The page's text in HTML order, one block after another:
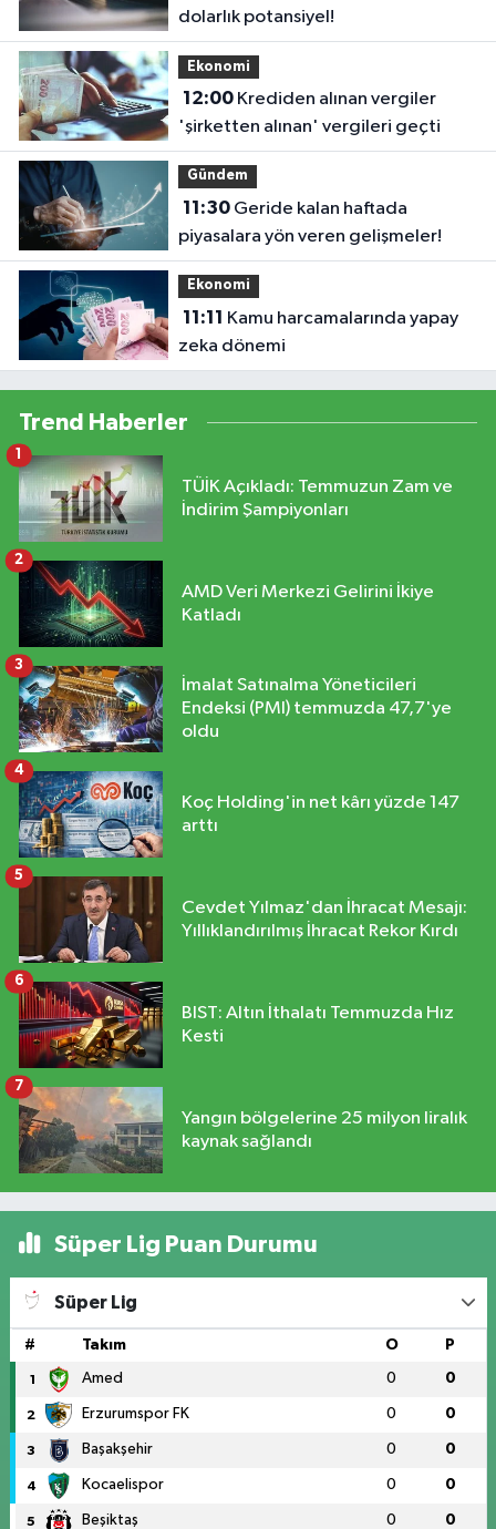
dolarlık potansiyel!
Ekonomi
12:00Krediden alınan vergiler
'şirketten alınan' vergileri geçti
Gündem
11:30Geride kalan haftada
piyasalara yön veren gelişmeler!
Ekonomi
11:11
zeka dönemi
Trend Haberler
TÜİK Açıkladı: Temmuzun Zam ve
İndirim Şampiyonları
1
AMD Veri Merkezi Gelirini İkiye
Katladı
2
İmalat Satınalma Yöneticileri
Endeksi (PMI) temmuzda 47,7'ye
oldu
3
Koç Holding'in net kârı yüzde 147
arttı
4
Cevdet Yılmaz'dan İhracat Mesajı:
Yıllıklandırılmış İhracat Rekor Kırdı
5
BIST: Altın İthalatı Temmuzda Hız
Kesti
6
Yangın bölgelerine 25 milyon liralık
kaynak sağlandı
7
Süper Lig Puan Durumu
Süper Lig
# Takım O P
1 Amed 0 0
2 Erzurumspor FK 0 0
3 Başakşehir 0 0
4 Kocaelispor 0 0
5 Beşiktaş 0 0